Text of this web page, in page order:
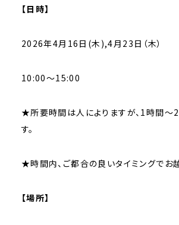
【日時】
2026年4月16日(木),4月23日（木）
10:00～15:00
★所要時間は人によりますが、1時間～
す。
★時間内、ご都合の良いタイミングでお越
【場所】